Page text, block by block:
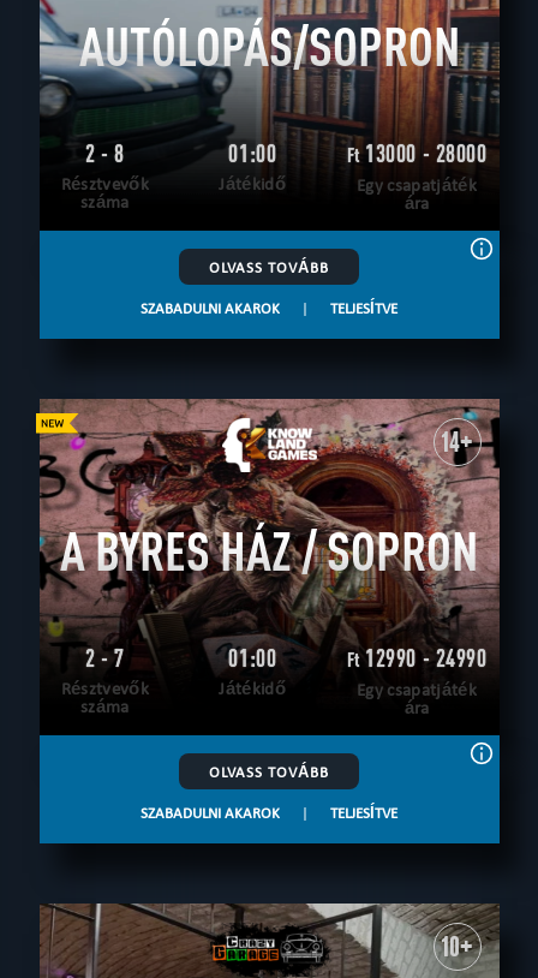
AUTÓLOPÁS/SOPRON
2 - 8
Résztvevők
száma
01:00
Játékidő
Ft13000 - 28000
Egy csapatjáték
ára
OLVASS TOVÁBB
SZABADULNI AKAROK | TELJESÍTVE
14+
A BYRES HÁZ / SOPRON
2 - 7
Résztvevők
száma
01:00
Játékidő
Ft12990 - 24990
Egy csapatjáték
ára
OLVASS TOVÁBB
SZABADULNI AKAROK | TELJESÍTVE
10+